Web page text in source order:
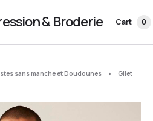
& Broderie Cart 0
sans manche et Doudounes
Gilet